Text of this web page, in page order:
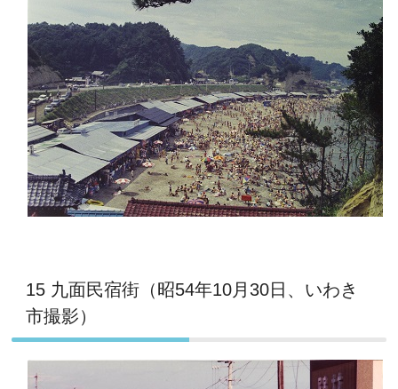
15 九面民宿街（昭54年10月30日、いわき
市撮影）